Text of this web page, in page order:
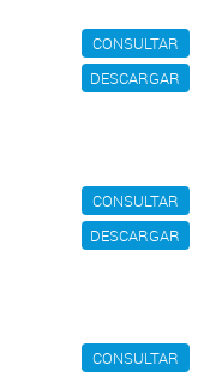
CONSULTAR
DESCARGAR
CONSULTAR
DESCARGAR
CONSULTAR